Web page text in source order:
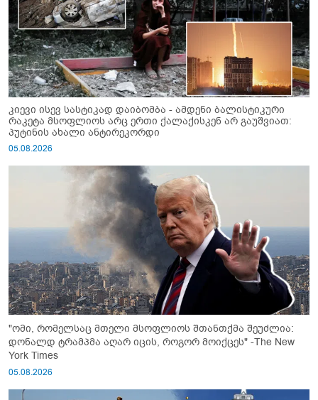
კიევი ისევ სასტიკად დაიბომბა - ამდენი ბალისტიკური
რაკეტა მსოფლიოს არც ერთი ქალაქისკენ არ გაუშვიათ:
პუტინის ახალი ანტირეკორდი
05.08.2026
"ომი, რომელსაც მთელი მსოფლიოს შთანთქმა შეუძლია:
დონალდ ტრამპმა აღარ იცის, როგორ მოიქცეს" -The New
York Times
05.08.2026